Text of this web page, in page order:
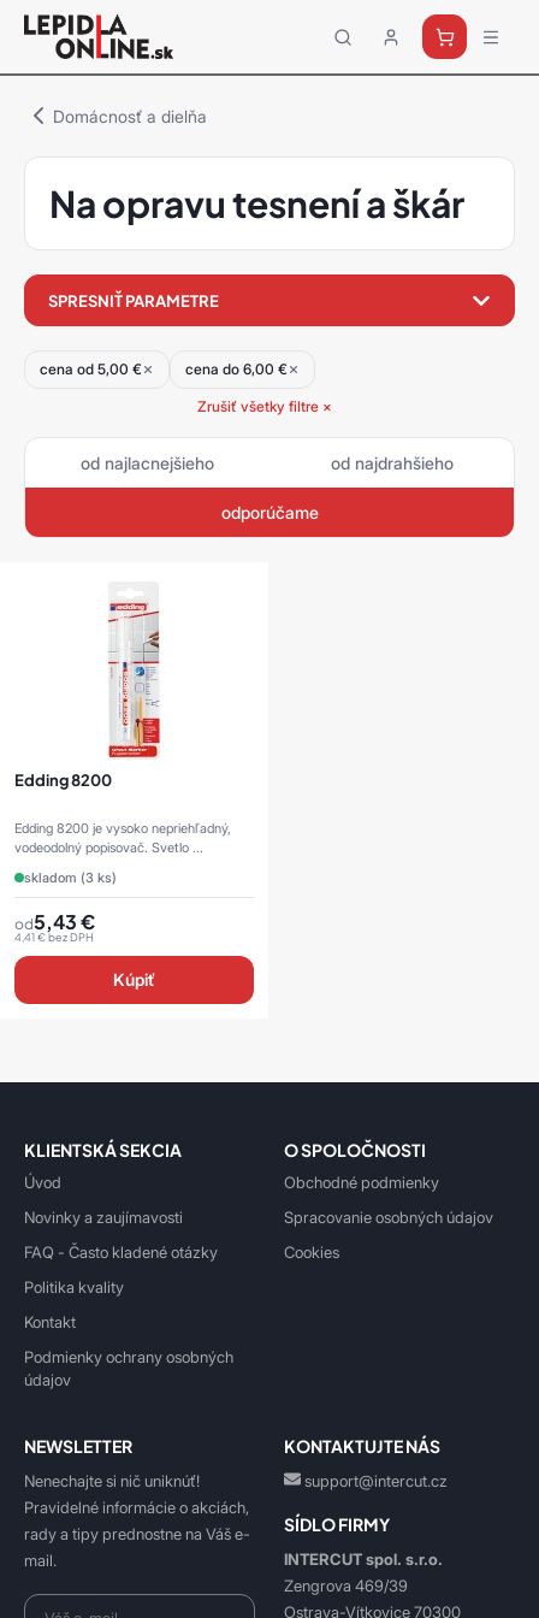
Priemyselné
lepidlá
Loctite
Domácnosť a dielňa
Na opravu tesnení a škár
filter
SPRESNIŤ PARAMETRE
cena od 5,00 € cena do 6,00 €
Zrušiť všetky filtre ×
odporúčame
od najlacnejšieho od najdrahšieho
Edding 8200
Edding 8200 je vysoko nepriehľadný,
vodeodolný popisovač. Svetlo ...
skladom (3 ks)
od5,43€
4,41€bez DPH
Kúpiť
KLIENTSKÁ SEKCIA
Úvod
Novinky a zaujímavosti
FAQ - Často kladené otázky
Politika kvality
Kontakt
Podmienky ochrany osobných
údajov
O SPOLOČNOSTI
Obchodné podmienky
Spracovanie osobných údajov
Cookies
NEWSLETTER
Nenechajte si nič uniknúť!
Pravidelné informácie o akciách,
rady a tipy prednostne na Váš e-
mail.
KONTAKTUJTE NÁS
support@intercut.cz
SÍDLO FIRMY
INTERCUT spol. s.r.o.
Zengrova 469/39
Ostrava-Vítkovice 70300